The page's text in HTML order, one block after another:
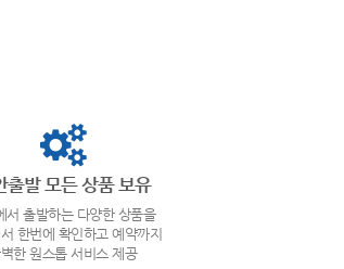
출발 모든 상품 보유
서 출발하는 다양한 상품을
한번에 확인하고 예약까지
한 원스톱 서비스 제공